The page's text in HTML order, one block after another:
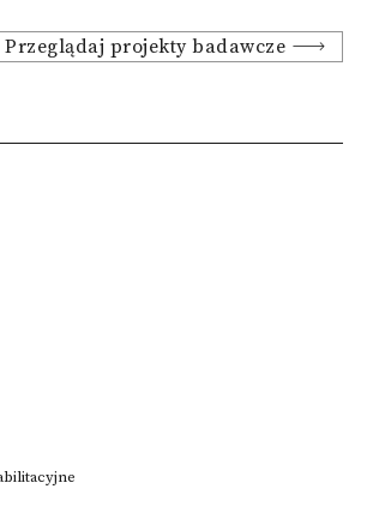
Przeglądaj projekty badawcze